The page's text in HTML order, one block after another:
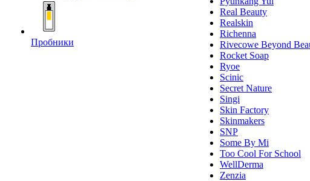
Пробники
Real Beauty
Realskin
Richenna
Rivecowe Beyond
Rocket Soap
Ryoe
Scinic
Secret Nature
Singi
Skin Factory
Skinmakers
SNP
Some By Mi
Too Cool For School
WellDerma
Zenzia